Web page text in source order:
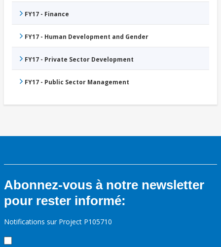
FY17 - Finance
FY17 - Human Development and Gender
FY17 - Private Sector Development
FY17 - Public Sector Management
Abonnez-vous à notre newsletter
pour rester informé:
Notifications sur Project P105710